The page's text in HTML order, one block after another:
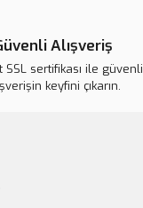
Alışveriş
SSL sertifikası ile güvenli
keyfini çıkarın.